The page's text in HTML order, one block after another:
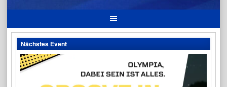
Nächstes Event